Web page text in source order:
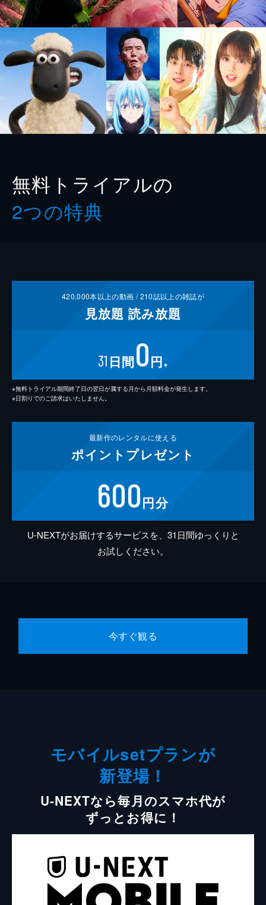
無料トライアルの
2つの特典
420,000本以上の動画 /210誌以上の雑誌が
見放題 読み放題
31 日間0円 ※
※無料トライアル期間終了日の翌日が属する月から月額料金が発生します。
※日割りでのご請求はいたしません。
最新作のレンタルに使える
ポイント プレゼント
600円分
U-NEXTがお届けするサービスを、31日間ゆっくりと
お試しください。
今すぐ観る
モバイルsetプランが
新登場！
U-NEXTなら毎月のスマホ代が
ずっとお得に！